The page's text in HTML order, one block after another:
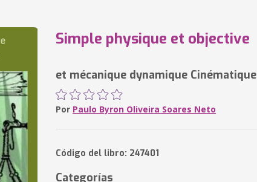
Simple physique et objective
et mécanique dynamique Cinématique
Por Paulo Byron Oliveira Soares Neto
Código del libro: 247401
Categorías